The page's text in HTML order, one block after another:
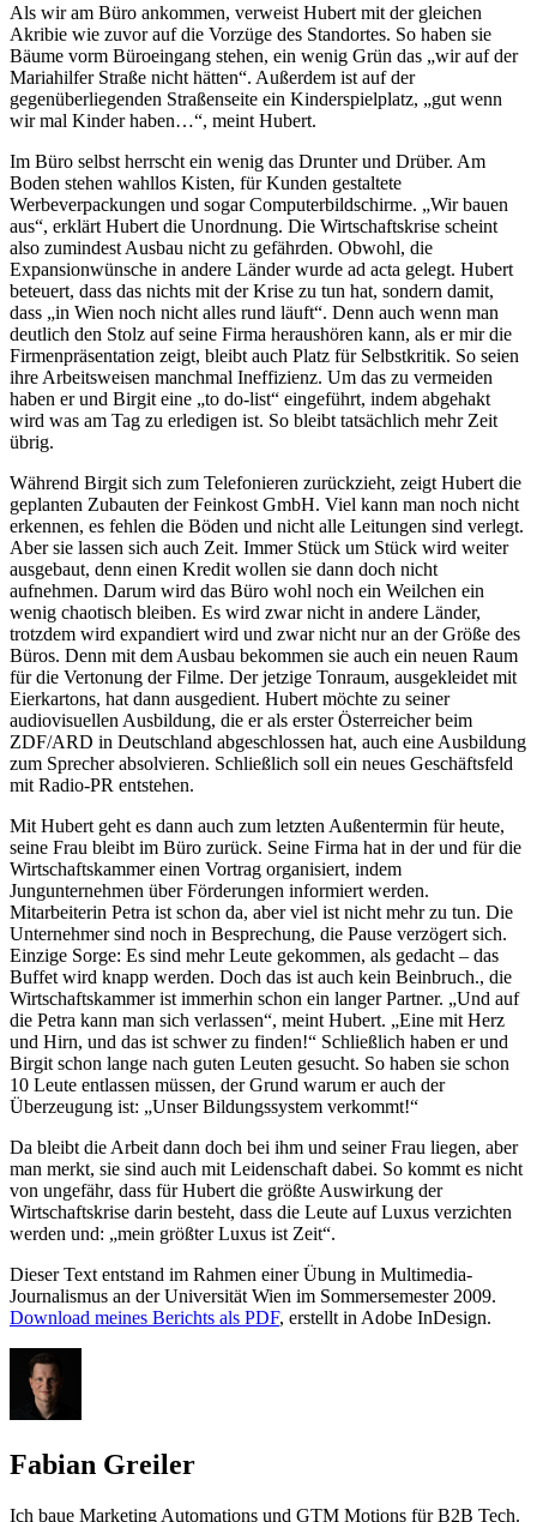
Als wir am Büro ankommen, verweist Hubert mit der gleichen
Akribie wie zuvor auf die Vorzüge des Standortes. So haben sie
Bäume vorm Büroeingang stehen, ein wenig Grün das „wir auf der
Mariahilfer Straße nicht hätten“. Außerdem ist auf der
gegenüberliegenden Straßenseite ein Kinderspielplatz, „gut wenn
wir mal Kinder haben…“, meint Hubert.
Im Büro selbst herrscht ein wenig das Drunter und Drüber. Am
Boden stehen wahllos Kisten, für Kunden gestaltete
Werbeverpackungen und sogar Computerbildschirme. „Wir bauen
aus“, erklärt Hubert die Unordnung. Die Wirtschaftskrise scheint
also zumindest Ausbau nicht zu gefährden. Obwohl, die
Expansionwünsche in andere Länder wurde ad acta gelegt. Hubert
beteuert, dass das nichts mit der Krise zu tun hat, sondern damit,
dass „in Wien noch nicht alles rund läuft“. Denn auch wenn man
deutlich den Stolz auf seine Firma heraushören kann, als er mir die
Firmenpräsentation zeigt, bleibt auch Platz für Selbstkritik. So seien
ihre Arbeitsweisen manchmal Ineffizienz. Um das zu vermeiden
haben er und Birgit eine „to do-list“ eingeführt, indem abgehakt
wird was am Tag zu erledigen ist. So bleibt tatsächlich mehr Zeit
übrig.
Während Birgit sich zum Telefonieren zurückzieht, zeigt Hubert die
geplanten Zubauten der Feinkost GmbH. Viel kann man noch nicht
erkennen, es fehlen die Böden und nicht alle Leitungen sind verlegt.
Aber sie lassen sich auch Zeit. Immer Stück um Stück wird weiter
ausgebaut, denn einen Kredit wollen sie dann doch nicht
aufnehmen. Darum wird das Büro wohl noch ein Weilchen ein
wenig chaotisch bleiben. Es wird zwar nicht in andere Länder,
trotzdem wird expandiert wird und zwar nicht nur an der Größe des
Büros. Denn mit dem Ausbau bekommen sie auch ein neuen Raum
für die Vertonung der Filme. Der jetzige Tonraum, ausgekleidet mit
Eierkartons, hat dann ausgedient. Hubert möchte zu seiner
audiovisuellen Ausbildung, die er als erster Österreicher beim
ZDF/ARD in Deutschland abgeschlossen hat, auch eine Ausbildung
zum Sprecher absolvieren. Schließlich soll ein neues Geschäftsfeld
mit Radio-PR entstehen.
Mit Hubert geht es dann auch zum letzten Außentermin für heute,
seine Frau bleibt im Büro zurück. Seine Firma hat in der und für die
Wirtschaftskammer einen Vortrag organisiert, indem
Jungunternehmen über Förderungen informiert werden.
Mitarbeiterin Petra ist schon da, aber viel ist nicht mehr zu tun. Die
Unternehmer sind noch in Besprechung, die Pause verzögert sich.
Einzige Sorge: Es sind mehr Leute gekommen, als gedacht – das
Buffet wird knapp werden. Doch das ist auch kein Beinbruch., die
Wirtschaftskammer ist immerhin schon ein langer Partner. „Und auf
die Petra kann man sich verlassen“, meint Hubert. „Eine mit Herz
und Hirn, und das ist schwer zu finden!“ Schließlich haben er und
Birgit schon lange nach guten Leuten gesucht. So haben sie schon
10 Leute entlassen müssen, der Grund warum er auch der
Überzeugung ist: „Unser Bildungssystem verkommt!“
Da bleibt die Arbeit dann doch bei ihm und seiner Frau liegen, aber
man merkt, sie sind auch mit Leidenschaft dabei. So kommt es nicht
von ungefähr, dass für Hubert die größte Auswirkung der
Wirtschaftskrise darin besteht, dass die Leute auf Luxus verzichten
werden und: „mein größter Luxus ist Zeit“.
Dieser Text entstand im Rahmen einer Übung in Multimedia-
Journalismus an der Universität Wien im Sommersemester 2009.
Download meines Berichts als PDF, erstellt in Adobe InDesign.
Fabian Greiler
Ich baue Marketing Automations und GTM Motions für B2B Tech.